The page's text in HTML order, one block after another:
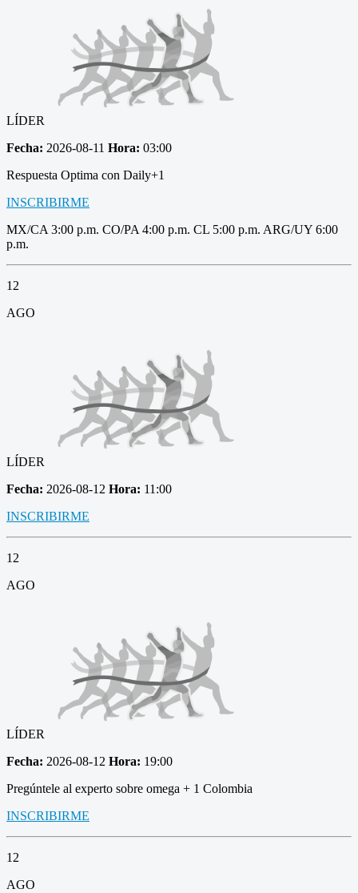
LÍDER
Fecha: 2026-08-11 Hora: 03:00
Respuesta Optima con Daily+1
INSCRIBIRME
MX/CA 3:00 p.m. CO/PA 4:00 p.m. CL 5:00 p.m. ARG/UY 6:00
p.m.
12
AGO
LÍDER
Fecha: 2026-08-12 Hora: 11:00
INSCRIBIRME
12
AGO
LÍDER
Fecha: 2026-08-12 Hora: 19:00
Pregúntele al experto sobre omega + 1 Colombia
INSCRIBIRME
12
AGO